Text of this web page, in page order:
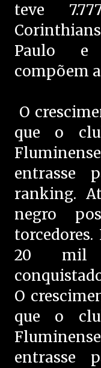
teve
Paulo e
compõem
O
que o
entrasse
ranking.
negro
20 mil
O
que o
entrasse